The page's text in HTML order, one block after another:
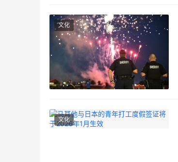
文化
文化